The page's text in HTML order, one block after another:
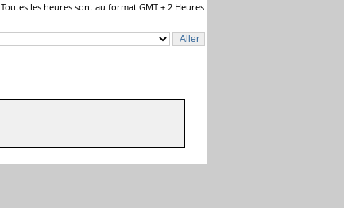
Toutes les heures sont au format GMT + 2 Heures